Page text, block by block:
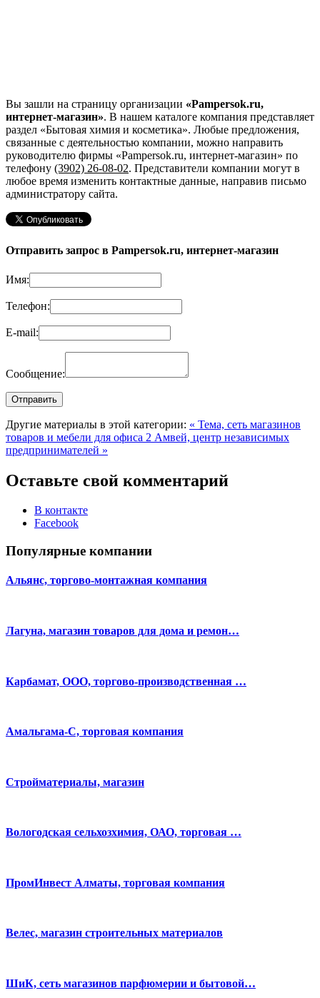
Вы зашли на страницу организации «Pampersok.ru,
интернет-магазин». В нашем каталоге компания представляет
раздел «Бытовая химия и косметика». Любые предложения,
связанные с деятельностью компании, можно направить
руководителю фирмы «Pampersok.ru, интернет-магазин» по
телефону (3902) 26-08-02. Представители компании могут в
любое время изменить контактные данные, направив письмо
администратору сайта.
Отправить запрос в Pampersok.ru, интернет-магазин
Имя:
Телефон:
E-mail:
Сообщение:
Другие материалы в этой категории: « Тема, сеть магазинов
товаров и мебели для офиса 2 Амвей, центр независимых
предпринимателей »
Оставьте свой комментарий
В контакте
Facebook
Популярные компании
Альянс, торгово-монтажная компания
Лагуна, магазин товаров для дома и ремон…
Карбамат, ООО, торгово-производственная …
Амальгама-С, торговая компания
Стройматериалы, магазин
Вологодская сельхозхимия, ОАО, торговая …
ПромИнвест Алматы, торговая компания
Велес, магазин строительных материалов
ШиК, сеть магазинов парфюмерии и бытовой…